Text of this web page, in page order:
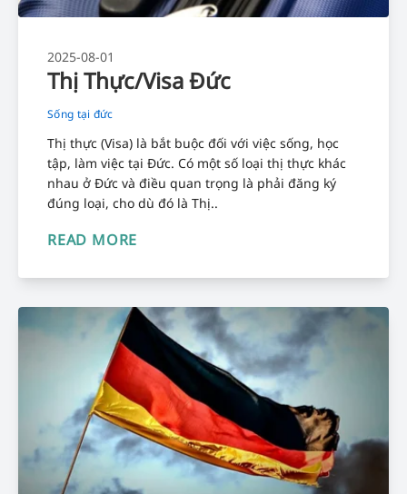
2025-08-01
Thị Thực/Visa Đức
Sống tại đức
Thị thực (Visa) là bắt buộc đối với việc sống, học
tập, làm việc tại Đức. Có một số loại thị thực khác
nhau ở Đức và điều quan trọng là phải đăng ký
đúng loại, cho dù đó là Thị..
READ MORE